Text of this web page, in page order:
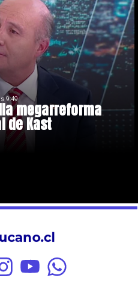
megarreforma
de Kast
9:49